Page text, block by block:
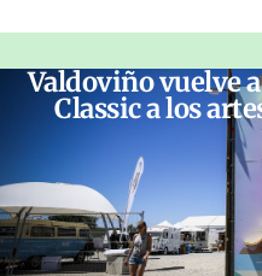
Valdoviño vuelve
Classic a los